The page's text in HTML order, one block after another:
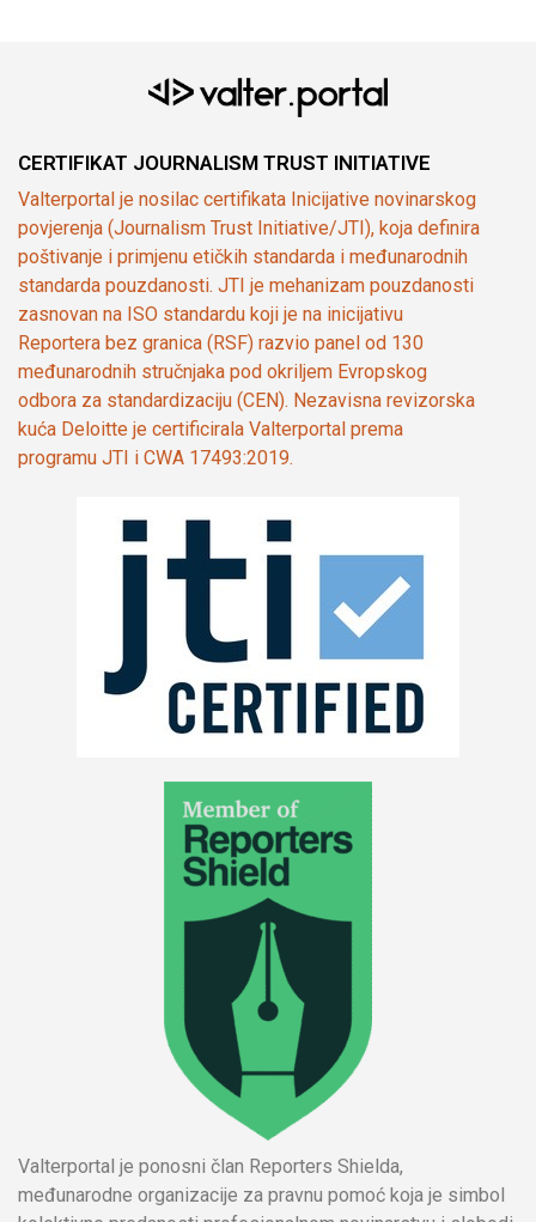
CERTIFIKAT JOURNALISM TRUST INITIATIVE
Valterportal je nosilac certifikata Inicijative novinarskog
povjerenja (Journalism Trust Initiative/JTI), koja definira
poštivanje i primjenu etičkih standarda i međunarodnih
standarda pouzdanosti. JTI je mehanizam pouzdanosti
zasnovan na ISO standardu koji je na inicijativu
Reportera bez granica (RSF) razvio panel od 130
međunarodnih stručnjaka pod okriljem Evropskog
odbora za standardizaciju (CEN). Nezavisna revizorska
kuća Deloitte je certificirala Valterportal prema
programu JTI i CWA 17493:2019.
Valterportal je ponosni član Reporters Shielda,
međunarodne organizacije za pravnu pomoć koja je simbol